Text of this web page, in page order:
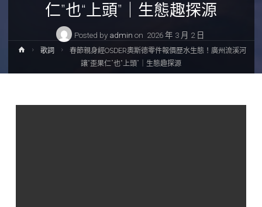
仁”也“上頭”｜生態趣探源
Posted by admin on 2026 年 3 月 2 日
Home歌詞
春節親身經OSDER奧斯德零件報價歷水生態！廣州流溪河
讓“歪果仁”也“上頭”｜生態趣探源